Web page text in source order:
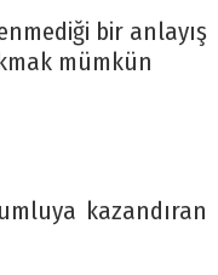
bir anlayış
mümkün
kazandıran